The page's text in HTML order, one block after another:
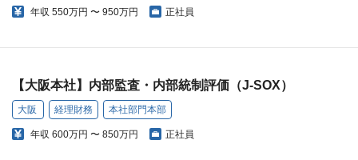
年収 550万円 〜 950万円 正社員
【大阪本社】内部監査・内部統制評価（J-SOX）
大阪 経理財務 本社部門本部
年収 600万円 〜 850万円 正社員